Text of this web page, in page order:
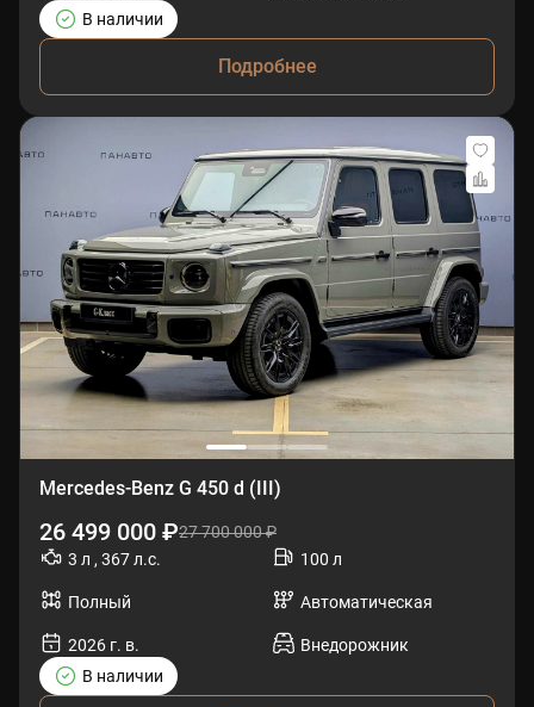
В наличии
Подробнее
Mercedes-Benz G 450 d (III)
26 499 000 ₽27 700 000 ₽
3 л , 367 л.с.
100 л
Полный Автоматическая
2026 г. в.
Внедорожник
В наличии